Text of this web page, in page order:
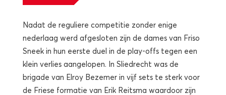
Nadat de reguliere competitie zonder enige
nederlaag werd afgesloten zijn de dames van Friso
Sneek in hun eerste duel in de play-offs tegen een
klein verlies aangelopen. In Sliedrecht was de
brigade van Elroy Bezemer in vijf sets te sterk voor
de Friese formatie van Erik Reitsma waardoor zijn